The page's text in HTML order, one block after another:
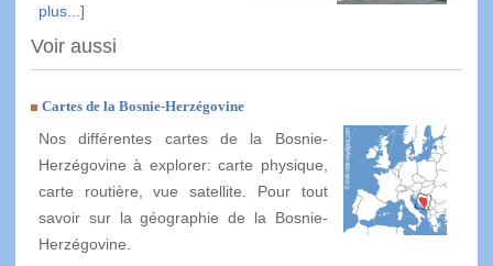
plus...]
Voir aussi
Cartes de la Bosnie-Herzégovine
Nos différentes cartes de la Bosnie-
Herzégovine à explorer: carte physique,
carte routière, vue satellite. Pour tout
savoir sur la géographie de la Bosnie-
Herzégovine.